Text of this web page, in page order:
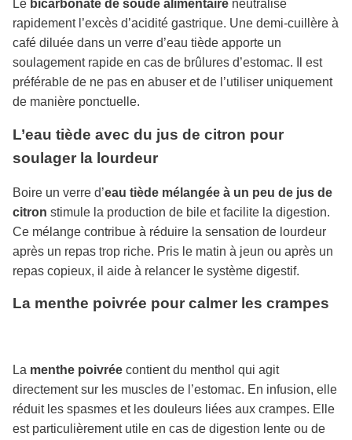
Le bicarbonate de soude alimentaire neutralise
rapidement l’excès d’acidité gastrique. Une demi-cuillère à
café diluée dans un verre d’eau tiède apporte un
soulagement rapide en cas de brûlures d’estomac. Il est
préférable de ne pas en abuser et de l’utiliser uniquement
de manière ponctuelle.
L’eau tiède avec du jus de citron pour
soulager la lourdeur
Boire un verre d’eau tiède mélangée à un peu de jus de
citron stimule la production de bile et facilite la digestion.
Ce mélange contribue à réduire la sensation de lourdeur
après un repas trop riche. Pris le matin à jeun ou après un
repas copieux, il aide à relancer le système digestif.
La menthe poivrée pour calmer les crampes
La menthe poivrée contient du menthol qui agit
directement sur les muscles de l’estomac. En infusion, elle
réduit les spasmes et les douleurs liées aux crampes. Elle
est particulièrement utile en cas de digestion lente ou de